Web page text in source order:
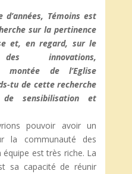
d’années, Témoins est
sur la pertinence
et, en regard, sur le
des innovations,
montée de l’Eglise
tu de cette recherche
sensibilisation et
pouvoir avoir un
la communauté des
est très riche. La
sa capacité de réunir